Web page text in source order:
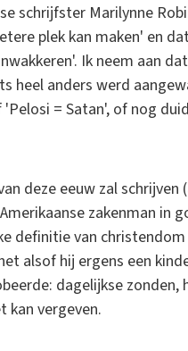
schrijfster Marilynne
plek kan maken' en
Ik neem aan
heel anders werd
= Satan', of nog
deze eeuw zal
zakenman in
definitie van
alsof hij ergens een
dagelijkse
kan vergeven.